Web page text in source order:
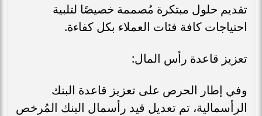
تقديم حلول مبتكرة مُصممة خصيصًا لتلبية
احتياجات كافة فئات العملاء بكل كفاءة.
تعزيز قاعدة رأس المال:
وفي إطار الحرص على تعزيز قاعدة البنك
الرأسمالية، تم تعديل قيد رأسمال البنك المُرخص